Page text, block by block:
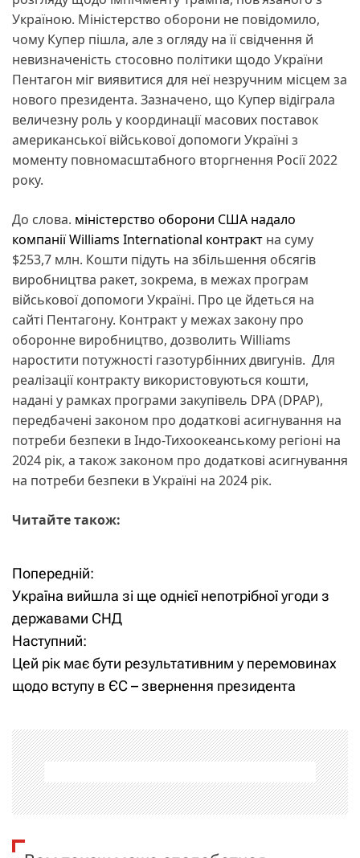
Україною. Міністерство оборони не повідомило,
чому Купер пішла, але з огляду на її свідчення й
невизначеність стосовно політики щодо України
Пентагон міг виявитися для неї незручним місцем за
нового президента. Зазначено, що Купер відіграла
величезну роль у координації масових поставок
американської військової допомоги Україні з
моменту повномасштабного вторгнення Росії 2022
року.
До слова. міністерство оборони США надало
компанії Williams International контракт на суму
$253,7 млн. Кошти підуть на збільшення обсягів
виробництва ракет, зокрема, в межах програм
військової допомоги Україні. Про це йдеться на
сайті Пентагону. Контракт у межах закону про
оборонне виробництво, дозволить Williams
наростити потужності газотурбінних двигунів. Для
реалізації контракту використовуються кошти,
надані у рамках програми закупівель DPA (DPAP),
передбачені законом про додаткові асигнування на
потреби безпеки в Індо-Тихоокеанському регіоні на
2024 рік, а також законом про додаткові асигнування
на потреби безпеки в Україні на 2024 рік.
Читайте також:
Н
а
в
і
а
ц
і
Попередній:
Україна вийшла зі ще однієї непотрібної угоди з
державами СНД
Наступний:
Цей рік має бути результативним у перемовинах
щодо вступу в ЄС – звернення президента